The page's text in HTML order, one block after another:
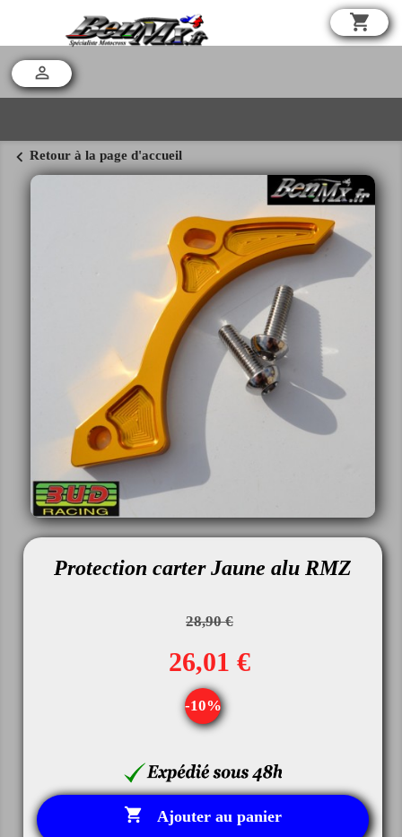
shopping_cart

chevron_left Retour à la page d'accueil
Protection carter Jaune alu RMZ
28,90 €
26,01 €
-10%
 Ajouter au panier